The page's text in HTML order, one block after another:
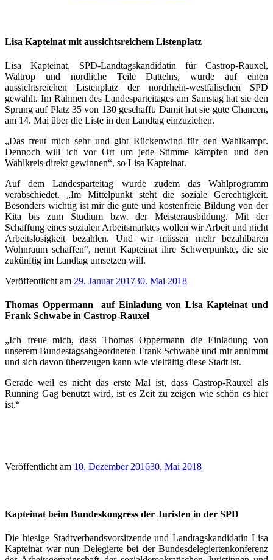
Lisa Kapteinat mit aussichtsreichem Listenplatz
Lisa Kapteinat, SPD-Landtagskandidatin für Castrop-Rauxel,
Waltrop und nördliche Teile Dattelns, wurde auf einen
aussichtsreichen Listenplatz der nordrhein-westfälischen SPD
gewählt. Im Rahmen des Landesparteitages am Samstag hat sie den
Sprung auf Platz 35 von 130 geschafft. Damit hat sie gute Chancen,
am 14. Mai über die Liste in den Landtag einzuziehen.
„Das freut mich sehr und gibt Rückenwind für den Wahlkampf.
Dennoch will ich vor Ort um jede Stimme kämpfen und den
Wahlkreis direkt gewinnen“, so Lisa Kapteinat.
Auf dem Landesparteitag wurde zudem das Wahlprogramm
verabschiedet. „Im Mittelpunkt steht die soziale Gerechtigkeit.
Besonders wichtig ist mir die gute und kostenfreie Bildung von der
Kita bis zum Studium bzw. der Meisterausbildung. Mit der
Schaffung eines sozialen Arbeitsmarktes wollen wir Arbeit und nicht
Arbeitslosigkeit bezahlen. Und wir müssen mehr bezahlbaren
Wohnraum schaffen“, nennt Kapteinat ihre Schwerpunkte, die sie
zukünftig im Landtag umsetzen will.
Veröffentlicht am 29. Januar 201730. Mai 2018
Thomas Oppermann auf Einladung von Lisa Kapteinat und
Frank Schwabe in Castrop-Rauxel
„Ich freue mich, dass Thomas Oppermann die Einladung von
unserem Bundestagsabgeordneten Frank Schwabe und mir annimmt
und sich davon überzeugen kann wie vielfältig diese Stadt ist.
Gerade weil es nicht das erste Mal ist, dass Castrop-Rauxel als
Running Gag benutzt wird, ist es Zeit zu zeigen wie schön es hier
ist.“
Veröffentlicht am 10. Dezember 201630. Mai 2018
Kapteinat beim Bundeskongress der Juristen in der SPD
Die hiesige Stadtverbandsvorsitzende und Landtagskandidatin Lisa
Kapteinat war nun Delegierte bei der Bundesdelegiertenkonferenz